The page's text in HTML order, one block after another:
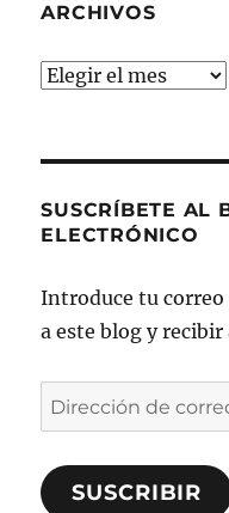
ARCHIVOS
Archivos
SUSCRÍBETE AL
ELECTRÓNICO
Introduce tu
a este blog y recibir
Dirección
de
correo
electrónico
SUSCRIBIR